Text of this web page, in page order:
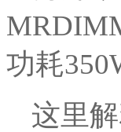
功耗
这里